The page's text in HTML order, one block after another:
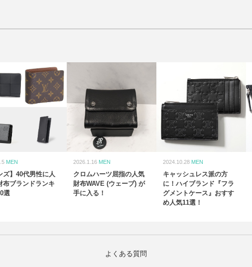
MEN
ズ】40代男性に人
布ブランドランキ
選
2026.1.16 MEN
クロムハーツ屈指の人気
財布WAVE (ウェーブ) が
手に入る！
2024.10.28 MEN
キャッシュレス派の方
に！ハイブランド『フラ
グメントケース』おすす
め人気11選！
よくある質問